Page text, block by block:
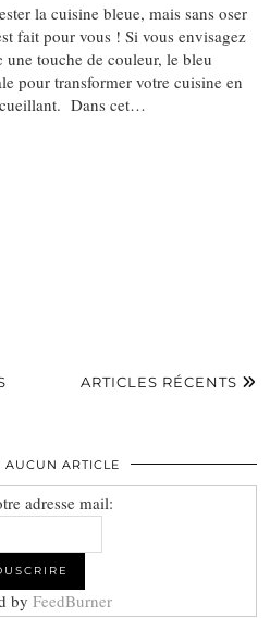
la cuisine bleue, mais sans oser
fait pour vous ! Si vous envisagez
touche de couleur, le bleu
pour transformer votre cuisine en
Dans cet…
ARTICLES RÉCENTS
AUCUN ARTICLE
adresse mail:
by FeedBurner